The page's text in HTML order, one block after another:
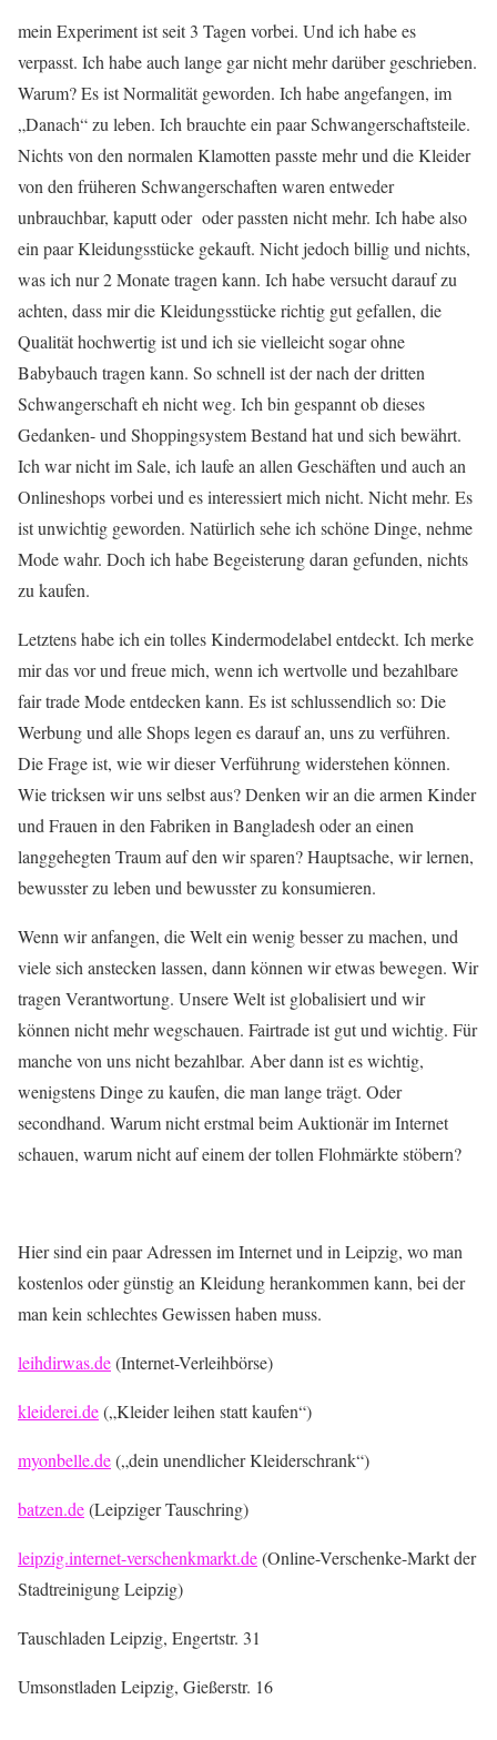
mein Experiment ist seit 3 Tagen vorbei. Und ich habe es
verpasst. Ich habe auch lange gar nicht mehr darüber geschrieben.
Warum? Es ist Normalität geworden. Ich habe angefangen, im
„Danach“ zu leben. Ich brauchte ein paar Schwangerschaftsteile.
Nichts von den normalen Klamotten passte mehr und die Kleider
von den früheren Schwangerschaften waren entweder
unbrauchbar, kaputt oder oder passten nicht mehr. Ich habe also
ein paar Kleidungsstücke gekauft. Nicht jedoch billig und nichts,
was ich nur 2 Monate tragen kann. Ich habe versucht darauf zu
achten, dass mir die Kleidungsstücke richtig gut gefallen, die
Qualität hochwertig ist und ich sie vielleicht sogar ohne
Babybauch tragen kann. So schnell ist der nach der dritten
Schwangerschaft eh nicht weg. Ich bin gespannt ob dieses
Gedanken- und Shoppingsystem Bestand hat und sich bewährt.
Ich war nicht im Sale, ich laufe an allen Geschäften und auch an
Onlineshops vorbei und es interessiert mich nicht. Nicht mehr. Es
ist unwichtig geworden. Natürlich sehe ich schöne Dinge, nehme
Mode wahr. Doch ich habe Begeisterung daran gefunden, nichts
zu kaufen.
Letztens habe ich ein tolles Kindermodelabel entdeckt. Ich merke
mir das vor und freue mich, wenn ich wertvolle und bezahlbare
fair trade Mode entdecken kann. Es ist schlussendlich so: Die
Werbung und alle Shops legen es darauf an, uns zu verführen.
Die Frage ist, wie wir dieser Verführung widerstehen können.
Wie tricksen wir uns selbst aus? Denken wir an die armen Kinder
und Frauen in den Fabriken in Bangladesh oder an einen
langgehegten Traum auf den wir sparen? Hauptsache, wir lernen,
bewusster zu leben und bewusster zu konsumieren.
Wenn wir anfangen, die Welt ein wenig besser zu machen, und
viele sich anstecken lassen, dann können wir etwas bewegen. Wir
tragen Verantwortung. Unsere Welt ist globalisiert und wir
können nicht mehr wegschauen. Fairtrade ist gut und wichtig. Für
manche von uns nicht bezahlbar. Aber dann ist es wichtig,
wenigstens Dinge zu kaufen, die man lange trägt. Oder
secondhand. Warum nicht erstmal beim Auktionär im Internet
schauen, warum nicht auf einem der tollen Flohmärkte stöbern?
Hier sind ein paar Adressen im Internet und in Leipzig, wo man
kostenlos oder günstig an Kleidung herankommen kann, bei der
man kein schlechtes Gewissen haben muss.
leihdirwas.de(Internet-Verleihbörse)
kleiderei.de(„Kleider leihen statt kaufen“)
myonbelle.de(„dein unendlicher Kleiderschrank“)
batzen.de(Leipziger Tauschring)
leipzig.internet-verschenkmarkt.de(Online-Verschenke-Markt der
Stadtreinigung Leipzig)
Tauschladen Leipzig, Engertstr. 31
Umsonstladen Leipzig, Gießerstr. 16